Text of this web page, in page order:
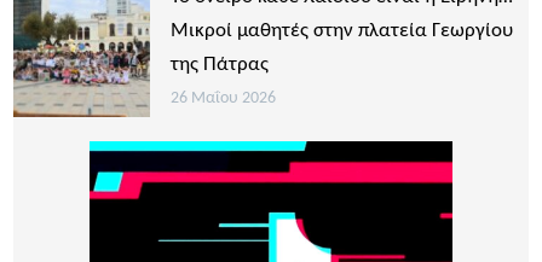
Μικροί μαθητές στην πλατεία Γεωργίου
της Πάτρας
26 Μαΐου 2026